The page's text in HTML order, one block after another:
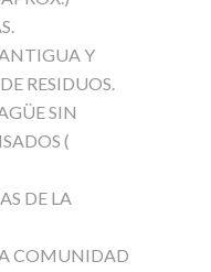
Y
RESIDUOS.
SIN
(
DE LA
COMUNIDAD